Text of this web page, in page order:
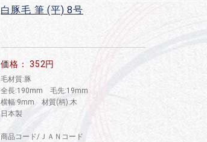
白豚毛 筆 (平) 8号
価格： 352円
毛材質:豚
全長:190mm 毛先:19mm
横幅:9mm 材質(柄):木
日本製
商品コード/ＪＡＮコード